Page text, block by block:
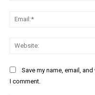
Save my name, email,
I comment.